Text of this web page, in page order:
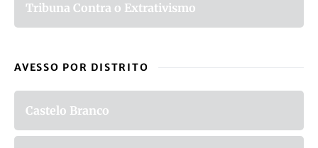
Tribuna Contra o Extrativismo
AVESSO POR DISTRITO
Castelo Branco